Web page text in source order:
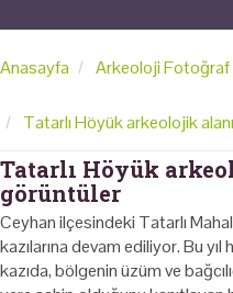
Anasayfa Arkeoloji Fotoğraf
Tatarlı Höyük arkeolojik
Tatarlı Höyük
görüntüler
Ceyhan ilçesindeki Tatarlı
kazılarına devam ediliyor. Bu
kazıda, bölgenin üzüm ve